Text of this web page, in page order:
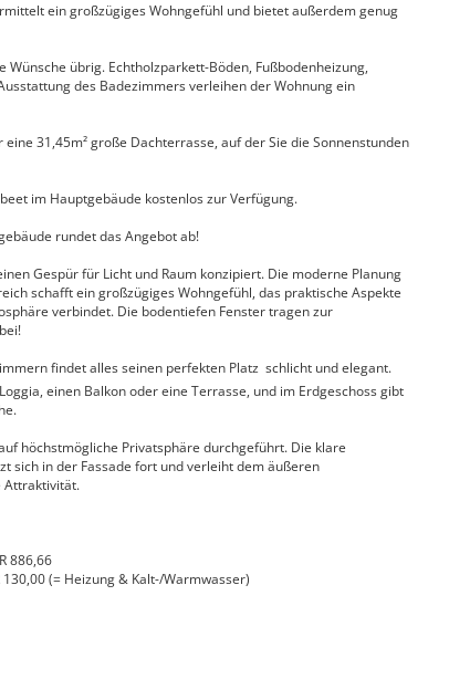
ein großzügiges Wohngefühl und bietet außerdem genug
Wünsche übrig. Echtholzparkett-Böden, Fußbodenheizung,
des Badezimmers verleihen der Wohnung ein
31,45m² große Dachterrasse, auf der Sie die Sonnenstunden
im Hauptgebäude kostenlos zur Verfügung.
rundet das Angebot ab!
Gespür für Licht und Raum konzipiert. Die moderne Planung
schafft ein großzügiges Wohngefühl, das praktische Aspekte
verbindet. Die bodentiefen Fenster tragen zur
findet alles seinen perfekten Platz  schlicht und elegant.
einen Balkon oder eine Terrasse, und im Erdgeschoss gibt
höchstmögliche Privatsphäre durchgeführt. Die klare
sich in der Fassade fort und verleiht dem äußeren
Attraktivität.
886,66
130,00 (= Heizung & Kalt-/Warmwasser)